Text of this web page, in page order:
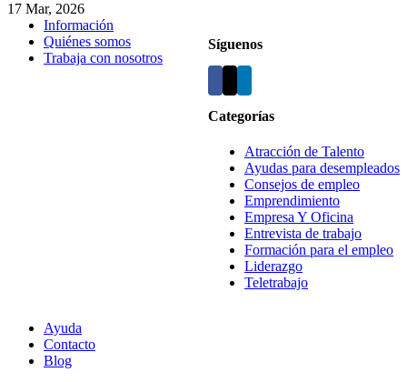
17 Mar, 2026
Síguenos
Categorías
Atracción de Talento
Ayudas para desempleados
Consejos de empleo
Emprendimiento
Empresa Y Oficina
Entrevista de trabajo
Formación para el empleo
Liderazgo
Teletrabajo
Información
Quiénes somos
Trabaja con nosotros
Ayuda
Contacto
Blog